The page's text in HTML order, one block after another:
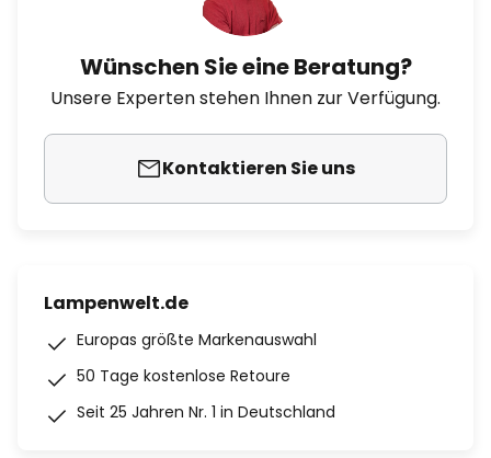
Wünschen Sie eine Beratung?
Unsere Experten stehen Ihnen zur Verfügung.
Kontaktieren Sie uns
Lampenwelt.de
Europas größte Markenauswahl
50 Tage kostenlose Retoure
Seit 25 Jahren Nr. 1 in Deutschland